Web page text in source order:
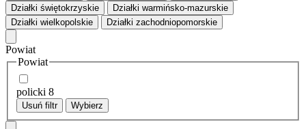
Działki świętokrzyskie
Działki warmińsko-mazurskie
Działki wielkopolskie
Działki zachodniopomorskie
Powiat
Powiat
policki 8
Usuń filtr Wybierz